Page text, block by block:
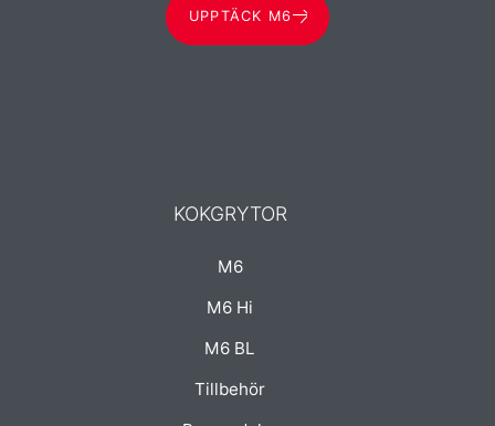
UPPTÄCK M6
KOKGRYTOR
M6
M6 Hi
M6 BL
Tillbehör